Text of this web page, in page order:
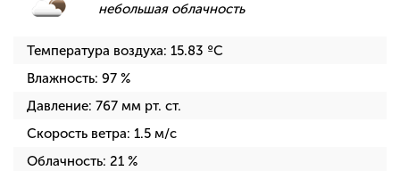
небольшая облачность
Температура воздуха: 15.83 ºC
Влажность: 97 %
Давление: 767 мм рт. ст.
Скорость ветра: 1.5 м/с
Облачность: 21 %